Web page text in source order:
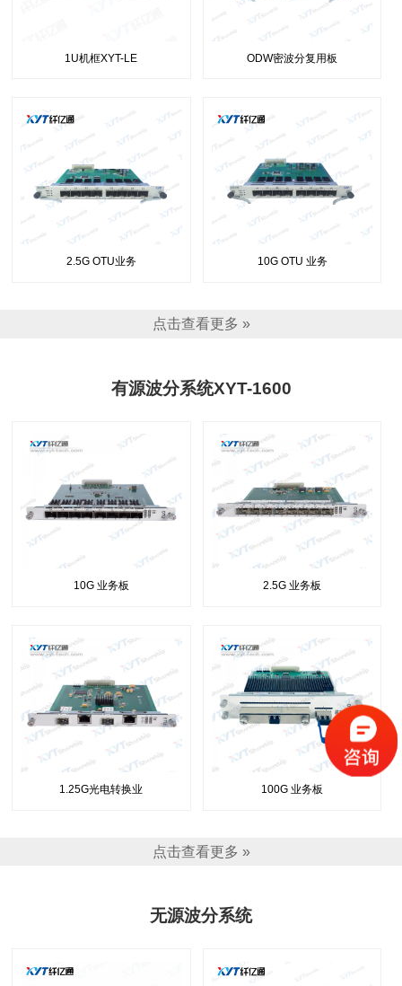
1U机框XYT-LE ODW密波分复用板
2.5G OTU业务 10G OTU 业务
点击查看更多 »
有源波分系统XYT-1600
10G 业务板 2.5G 业务板
1.25G光电转换业 100G 业务板
点击查看更多 »
无源波分系统